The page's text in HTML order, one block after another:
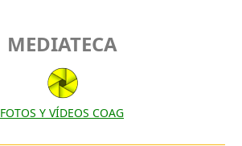
MEDIATECA
FOTOS Y VÍDEOS COAG